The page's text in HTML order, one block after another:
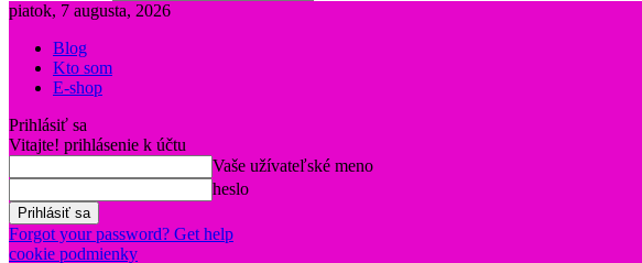
piatok, 7 augusta, 2026
Blog
Kto som
E-shop
Prihlásiť sa
Vitajte! prihlásenie k účtu
Vaše užívateľské meno
heslo
Forgot your password? Get help
cookie podmienky